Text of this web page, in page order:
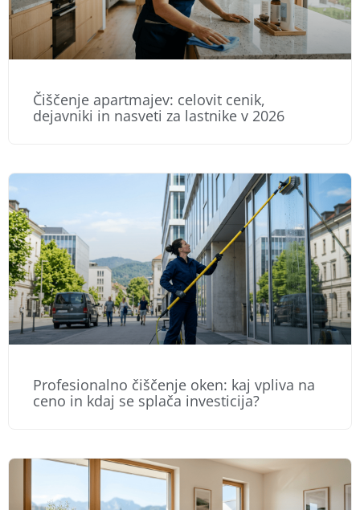
Čiščenje apartmajev: celovit cenik,
dejavniki in nasveti za lastnike v 2026
Profesionalno čiščenje oken: kaj vpliva na
ceno in kdaj se splača investicija?